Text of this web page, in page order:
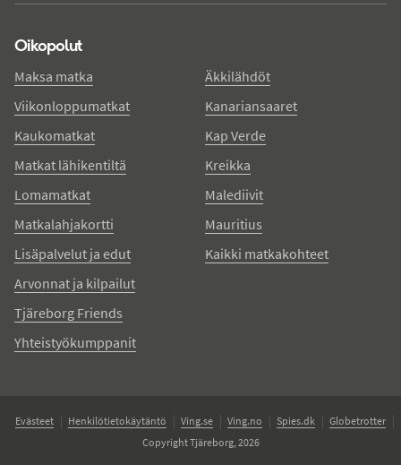
Oikopolut
Maksa matka
Viikonloppumatkat
Kaukomatkat
Matkat lähikentiltä
Lomamatkat
Matkalahjakortti
Lisäpalvelut ja edut
Arvonnat ja kilpailut
Tjäreborg Friends
Yhteistyökumppanit
Äkkilähdöt
Kanariansaaret
Kap Verde
Kreikka
Malediivit
Mauritius
Kaikki matkakohteet
Evästeet Henkilötietokäytäntö Ving.se Ving.no Spies.dk
Globetrotter
Copyright Tjäreborg, 2026